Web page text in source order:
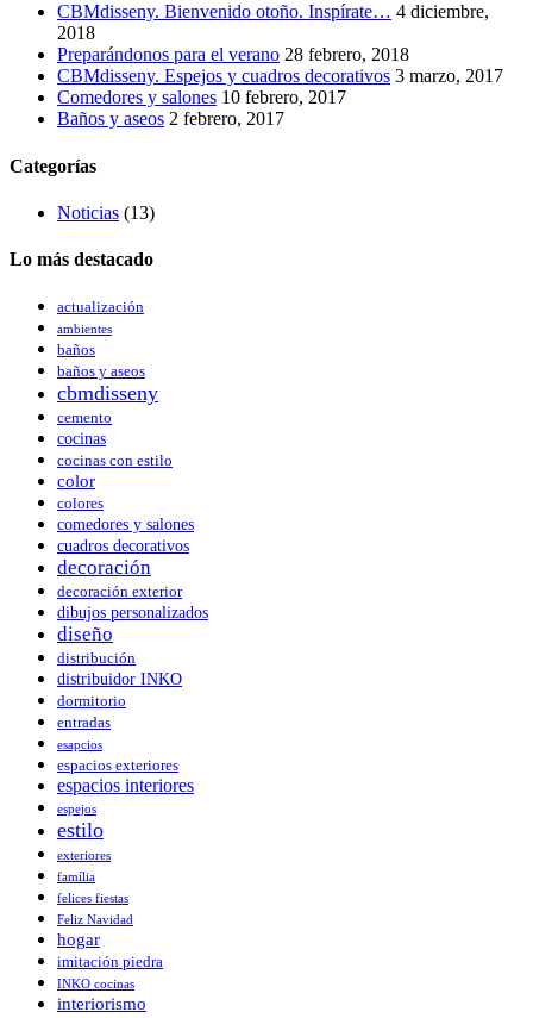
CBMdisseny. Bienvenido otoño. Inspírate… 4 diciembre,
2018
Preparándonos para el verano 28 febrero, 2018
CBMdisseny. Espejos y cuadros decorativos 3 marzo, 2017
Comedores y salones 10 febrero, 2017
Baños y aseos 2 febrero, 2017
Categorías
Noticias (13)
Lo más destacado
actualización
ambientes
baños
baños y aseos
cbmdisseny
cemento
cocinas
cocinas con estilo
color
colores
comedores y salones
cuadros decorativos
decoración
decoración exterior
dibujos personalizados
diseño
distribución
distribuidor INKO
dormitorio
entradas
esapcios
espacios exteriores
espacios interiores
espejos
estilo
exteriores
família
felices fiestas
Feliz Navidad
hogar
imitación piedra
INKO cocinas
interiorismo